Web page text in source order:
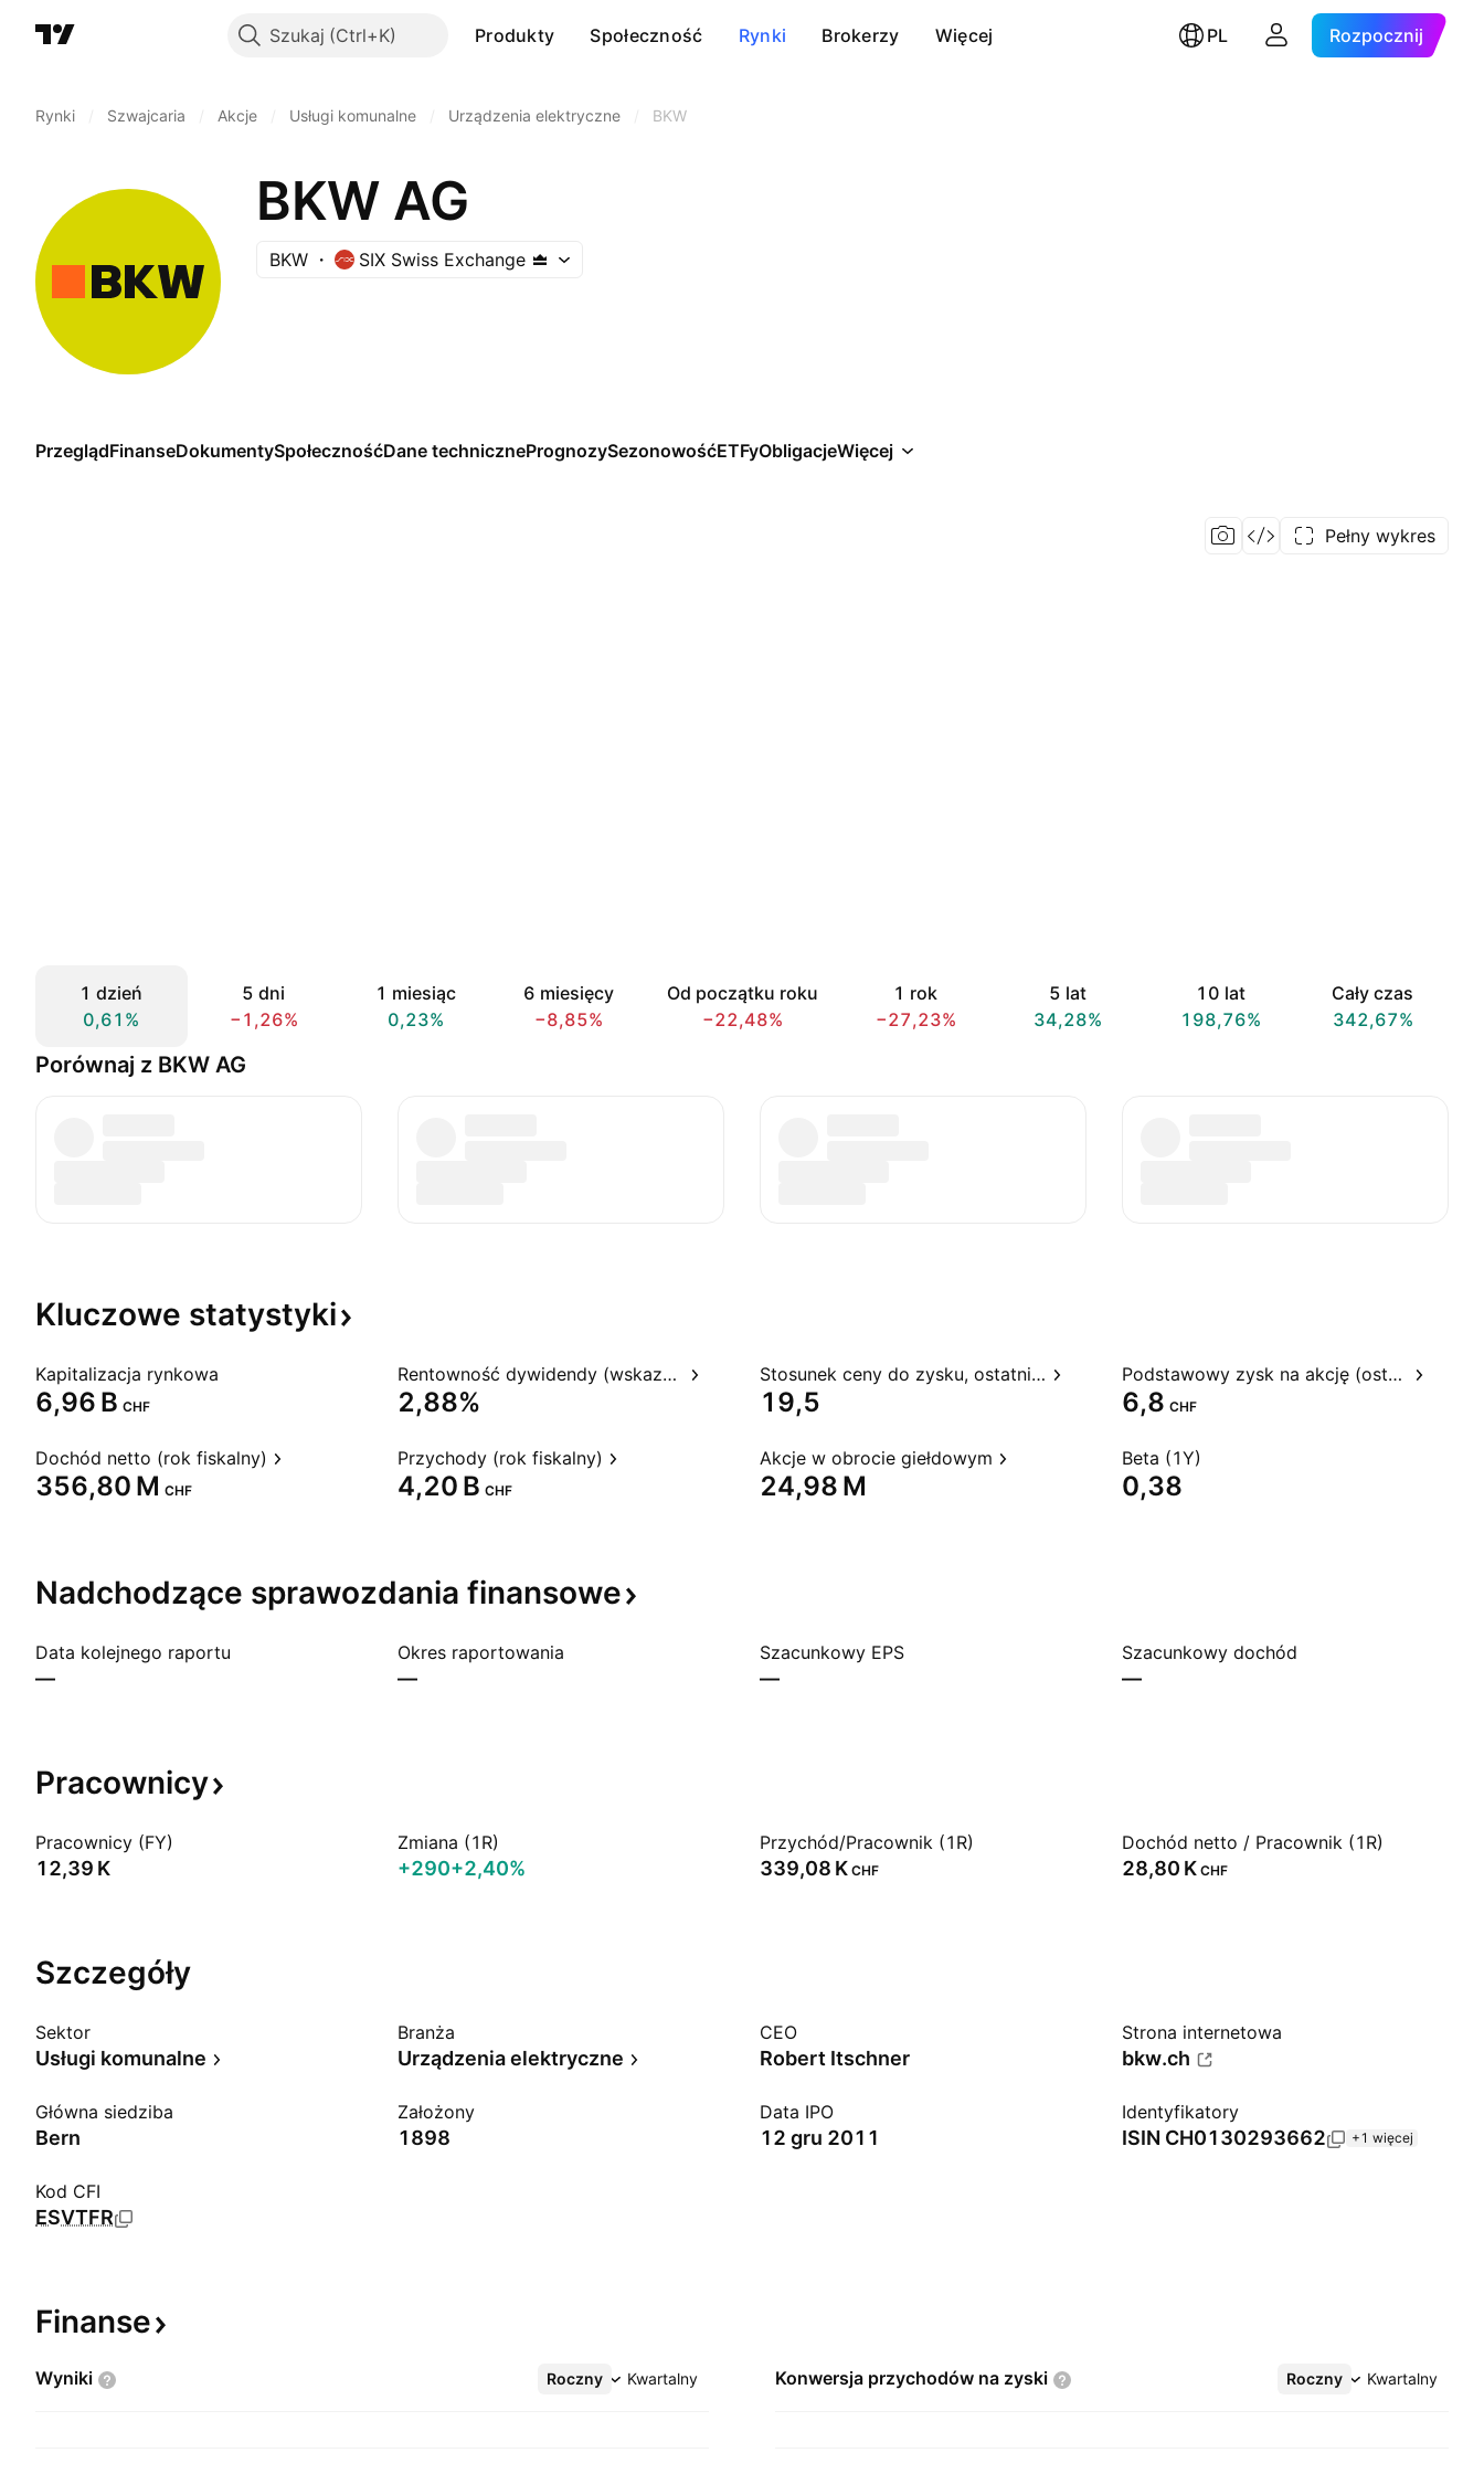
Szukaj Produkty Społeczność Rynki Brokerzy Więcej PL Rozpocznij
Rynki Szwajcaria Akcje Usługi komunalne Urządzenia elektryczne BKW
BKW AG
BKW SIX Swiss Exchange
PrzeglądFinanseDokumentySpołecznośćDane technicznePrognozySezonowośćETFyObligacjeWięcej
Pełny wykres
1 dzień
0,61%
5 dni
−1,26%
1 miesiąc
0,23%
6 miesięcy
−8,85%
Od początku roku
−22,48%
1 rok
−27,23%
5 lat
34,28%
10 lat
198,76%
Cały czas
342,67%
Porównaj z BKW AG
Kluczowe statystyki
Kapitalizacja rynkowa
‪6,96 B‬ CHF
Rentowność dywidendy (wskazywana)
2,88%
Stosunek ceny do zysku, ostatnie 12 miesięcy
19,5
Podstawowy zysk na akcję (ostatnie 12 miesięcy)
6,8 CHF
Dochód netto (rok fiskalny)
‪356,80 M‬ CHF
Przychody (rok fiskalny)
‪4,20 B‬ CHF
Akcje w obrocie giełdowym
‪24,98 M‬
Beta (1Y)
0,38
Nadchodzące sprawozdania finansowe
Data kolejnego raportu
—
Okres raportowania
—
Szacunkowy EPS
—
Szacunkowy dochód
—
Pracownicy
Pracownicy (FY)
‪12,39 K‬
Zmiana (1R)
+290+2,40%
Przychód/Pracownik (1R)
‪339,08 K‬ CHF
Dochód netto / Pracownik (1R)
‪28,80 K‬ CHF
Szczegóły
Sektor
Usługi komunalne
Branża
Urządzenia elektryczne
CEO
Robert Itschner
Strona internetowa
bkw.ch
Główna siedziba
Bern
Założony
1898
Data IPO
12 gru 2011
Identyfikatory
ISIN CH0130293662 +1 więcej
Kod CFI
ESVTFR
Finanse
Wyniki Roczny Kwartalny
Więcej Konwersja przychodów na zyski Roczny Kwartalny
Więcej